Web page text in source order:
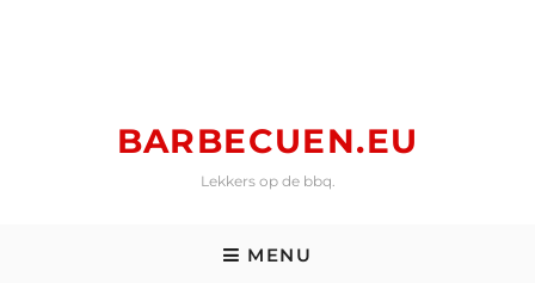
BARBECUEN.EU
Lekkers op de bbq.
MENU